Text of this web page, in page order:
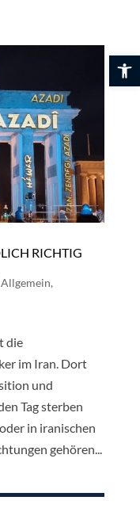
RICHTIG
Allgemein,
die
im Iran. Dort
und
Tag sterben
in iranischen
gehören...